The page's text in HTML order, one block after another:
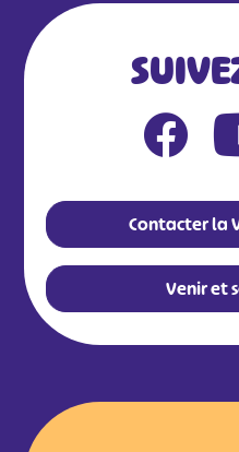
Contacter la
Venir et